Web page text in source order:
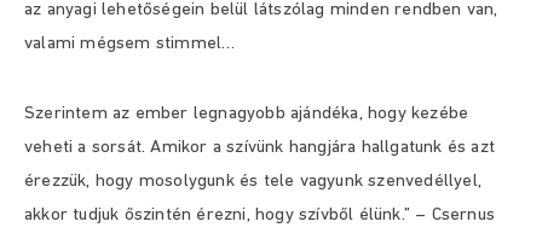
az anyagi lehetőségein belül látszólag minden rendben van,
valami mégsem stimmel…
Szerintem az ember legnagyobb ajándéka, hogy kezébe
veheti a sorsát. Amikor a szívünk hangjára hallgatunk és azt
érezzük, hogy mosolygunk és tele vagyunk szenvedéllyel,
akkor tudjuk őszintén érezni, hogy szívből élünk.” – Csernus